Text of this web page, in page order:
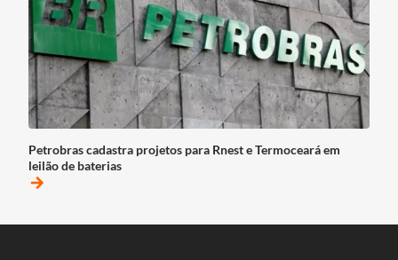
Petrobras cadastra projetos para Rnest e Termoceará em
leilão de baterias
arrow_forward